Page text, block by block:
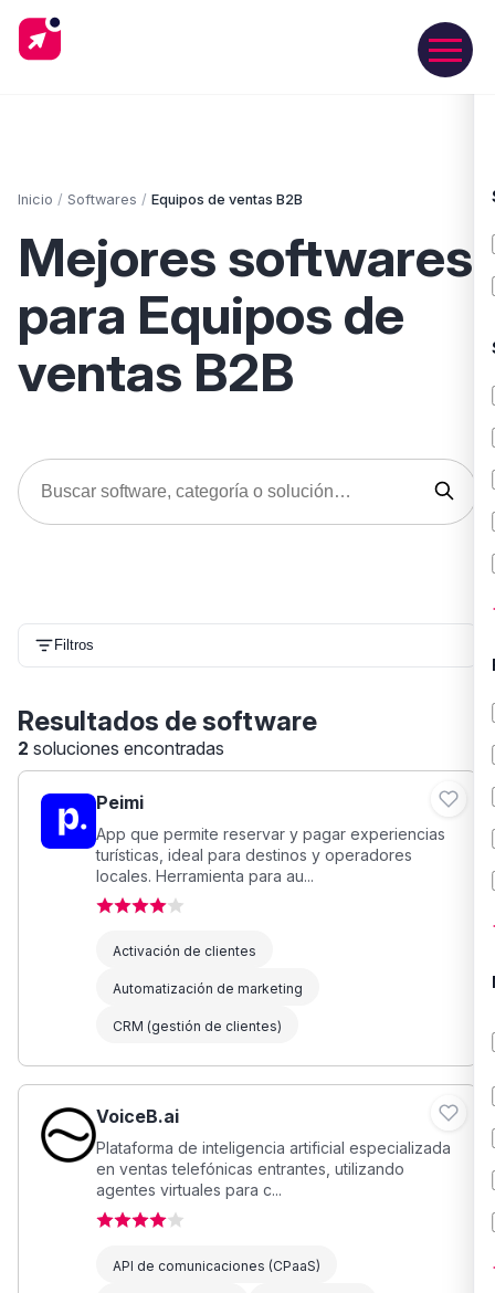
Inicio / Softwares / Equipos de ventas B2B
Mejores softwares
para Equipos de
ventas B2B
Filtros
Resultados de software
2 soluciones encontradas
Peimi
App que permite reservar y pagar experiencias
turísticas, ideal para destinos y operadores
locales. Herramienta para au...
Activación de clientes
Automatización de marketing
CRM (gestión de clientes)
VoiceB.ai
Plataforma de inteligencia artificial especializada
en ventas telefónicas entrantes, utilizando
agentes virtuales para c...
API de comunicaciones (CPaaS)